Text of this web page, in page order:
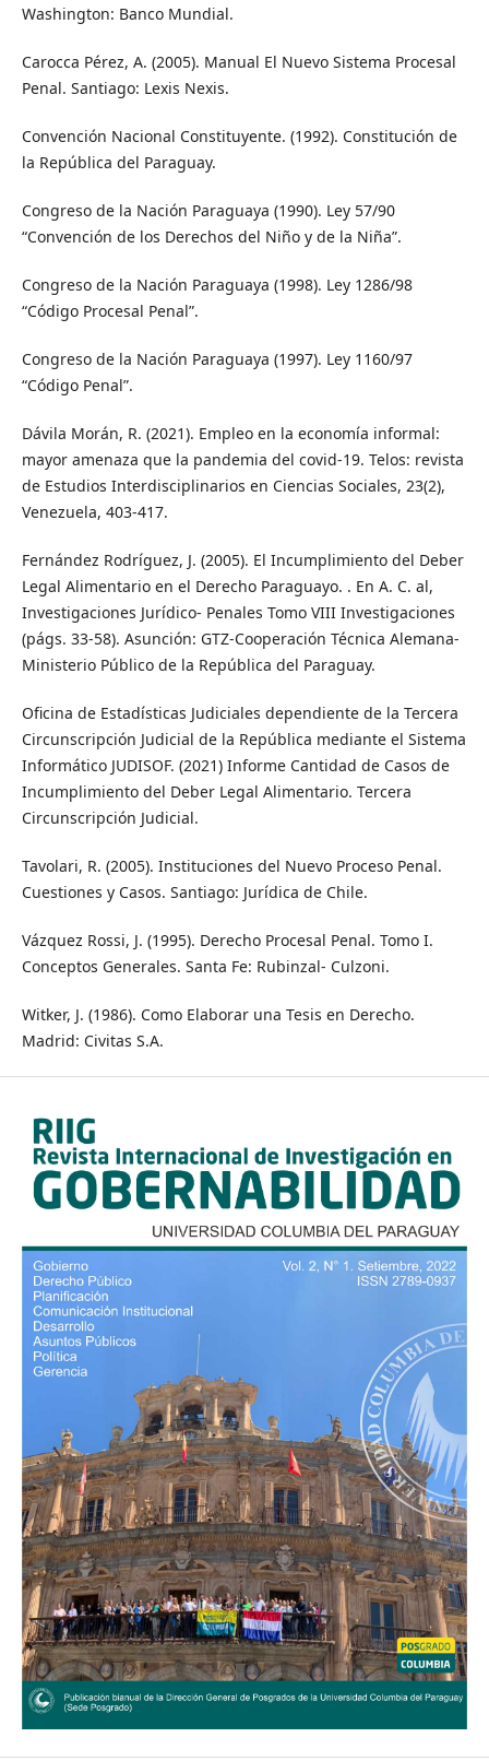
Washington: Banco Mundial.
Carocca Pérez, A. (2005). Manual El Nuevo Sistema Procesal
Penal. Santiago: Lexis Nexis.
Convención Nacional Constituyente. (1992). Constitución de
la República del Paraguay.
Congreso de la Nación Paraguaya (1990). Ley 57/90
“Convención de los Derechos del Niño y de la Niña”.
Congreso de la Nación Paraguaya (1998). Ley 1286/98
“Código Procesal Penal”.
Congreso de la Nación Paraguaya (1997). Ley 1160/97
“Código Penal”.
Dávila Morán, R. (2021). Empleo en la economía informal:
mayor amenaza que la pandemia del covid-19. Telos: revista
de Estudios Interdisciplinarios en Ciencias Sociales, 23(2),
Venezuela, 403-417.
Fernández Rodríguez, J. (2005). El Incumplimiento del Deber
Legal Alimentario en el Derecho Paraguayo. . En A. C. al,
Investigaciones Jurídico- Penales Tomo VIII Investigaciones
(págs. 33-58). Asunción: GTZ-Cooperación Técnica Alemana-
Ministerio Público de la República del Paraguay.
Oficina de Estadísticas Judiciales dependiente de la Tercera
Circunscripción Judicial de la República mediante el Sistema
Informático JUDISOF. (2021) Informe Cantidad de Casos de
Incumplimiento del Deber Legal Alimentario. Tercera
Circunscripción Judicial.
Tavolari, R. (2005). Instituciones del Nuevo Proceso Penal.
Cuestiones y Casos. Santiago: Jurídica de Chile.
Vázquez Rossi, J. (1995). Derecho Procesal Penal. Tomo I.
Conceptos Generales. Santa Fe: Rubinzal- Culzoni.
Witker, J. (1986). Como Elaborar una Tesis en Derecho.
Madrid: Civitas S.A.